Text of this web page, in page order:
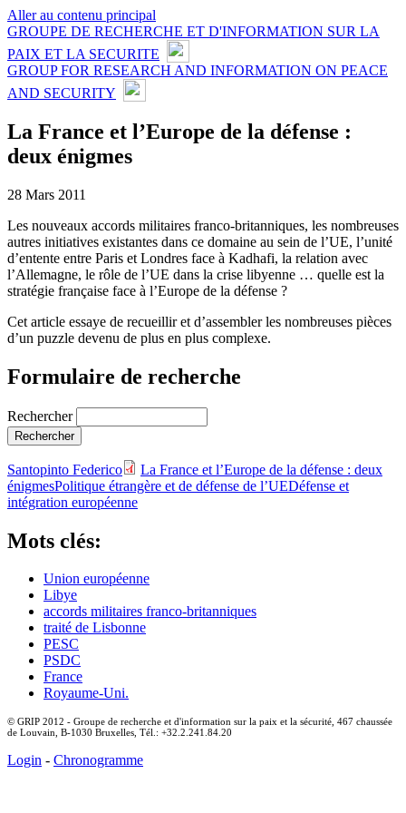
Aller au contenu principal
GROUPE DE RECHERCHE ET D'INFORMATION SUR LA
PAIX ET LA SECURITE
GROUP FOR RESEARCH AND INFORMATION ON PEACE
AND SECURITY
La France et l’Europe de la défense :
deux énigmes
28 Mars 2011
Les nouveaux accords militaires franco-britanniques, les nombreuses
autres initiatives existantes dans ce domaine au sein de l’UE, l’unité
d’entente entre Paris et Londres face à Kadhafi, la relation avec
l’Allemagne, le rôle de l’UE dans la crise libyenne … quelle est la
stratégie française face à l’Europe de la défense ?
Cet article essaye de recueillir et d’assembler les nombreuses pièces
d’un puzzle devenu de plus en plus complexe.
Formulaire de recherche
Rechercher
Santopinto Federico
La France et l’Europe de la défense : deux
énigmesPolitique étrangère et de défense de l’UEDéfense et
intégration européenne
Mots clés:
Union européenne
Libye
accords militaires franco-britanniques
traité de Lisbonne
PESC
PSDC
France
Royaume-Uni.
© GRIP 2012 - Groupe de recherche et d'information sur la paix et la sécurité, 467 chaussée
de Louvain, B-1030 Bruxelles, Tél.: +32.2.241.84.20
Login - Chronogramme